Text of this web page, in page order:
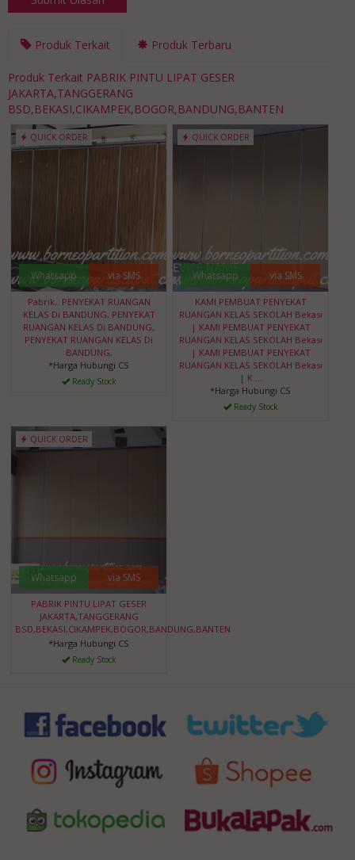
Produk Terkait Produk Terbaru
Produk Terkait PABRIK PINTU LIPAT GESER
JAKARTA,TANGGERANG
BSD,BEKASI,CIKAMPEK,BOGOR,BANDUNG,BANTEN
QUICK ORDER
Whatsapp via SMS
Pabrik.. PENYEKAT RUANGAN
KELAS Di BANDUNG, PENYEKAT
RUANGAN KELAS Di BANDUNG,
PENYEKAT RUANGAN KELAS Di
BANDUNG,
*Harga Hubungi CS
Ready Stock
QUICK ORDER
Whatsapp via SMS
KAMI PEMBUAT PENYEKAT
RUANGAN KELAS SEKOLAH Bekasi
| KAMI PEMBUAT PENYEKAT
RUANGAN KELAS SEKOLAH Bekasi
| KAMI PEMBUAT PENYEKAT
RUANGAN KELAS SEKOLAH Bekasi
| K....
*Harga Hubungi CS
Ready Stock
QUICK ORDER
Whatsapp via SMS
PABRIK PINTU LIPAT GESER
JAKARTA,TANGGERANG
BSD,BEKASI,CIKAMPEK,BOGOR,BANDUNG,BANTEN
*Harga Hubungi CS
Ready Stock